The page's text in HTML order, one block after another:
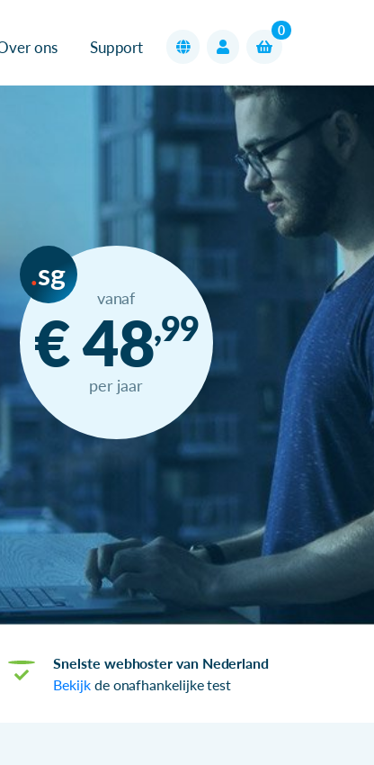
ons Support
0
sg
vanaf
€ 48,99
per jaar
Snelste webhoster van Nederland
Bekijkde onafhankelijke test